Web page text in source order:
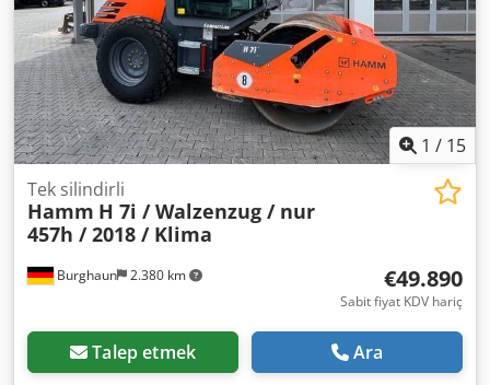
1 / 15
Burghaun 2.380 km
Tek silindirli
Hamm H 7i / Walzenzug / nur
457h / 2018 / Klima
€49.890
Sabit fiyat KDV hariç
Talep etmek Ara